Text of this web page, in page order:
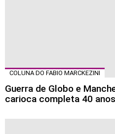
COLUNA DO FABIO MARCKEZINI
Guerra de Globo e
carioca completa 40 anos